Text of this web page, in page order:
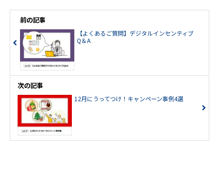
前の記事
【よくあるご質問】デジタルインセンティブ
Q＆A
次の記事
12月にうってつけ！キャンペーン事例4選